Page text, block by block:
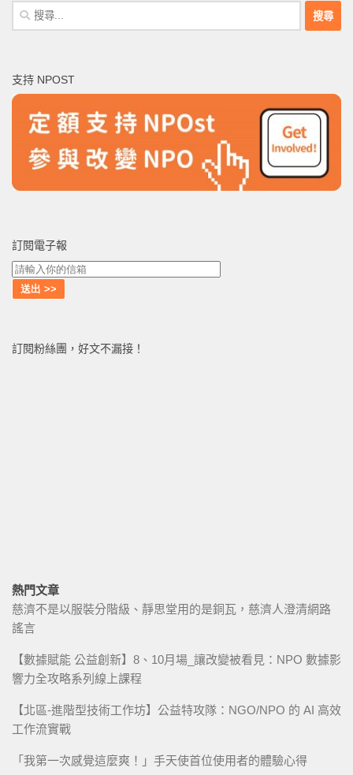
搜
尋
字:
支持 NPOST
訂閱電子報
訂閱粉絲團，好文不漏接！
熱門文章
慈濟不是以服裝分階級、靜思堂用的是銅瓦，慈濟人澄清網路
謠言
【數據賦能 公益創新】8、10月場_讓改變被看見：NPO 數據影
響力全攻略系列線上課程
【北區-進階型技術工作坊】公益特攻隊：NGO/NPO 的 AI 高效
工作流實戰
「我第一次感覺這麼爽！」手天使首位使用者的體驗心得